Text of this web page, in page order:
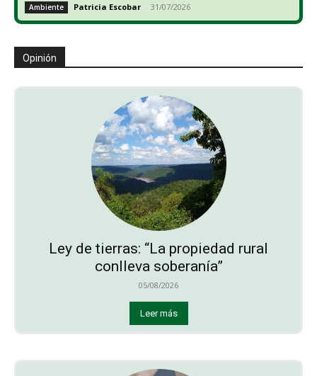
Ambiente Patricia Escobar - 31/07/2026
Opinión
Ley de tierras: “La propiedad rural
conlleva soberanía”
05/08/2026
Leer más